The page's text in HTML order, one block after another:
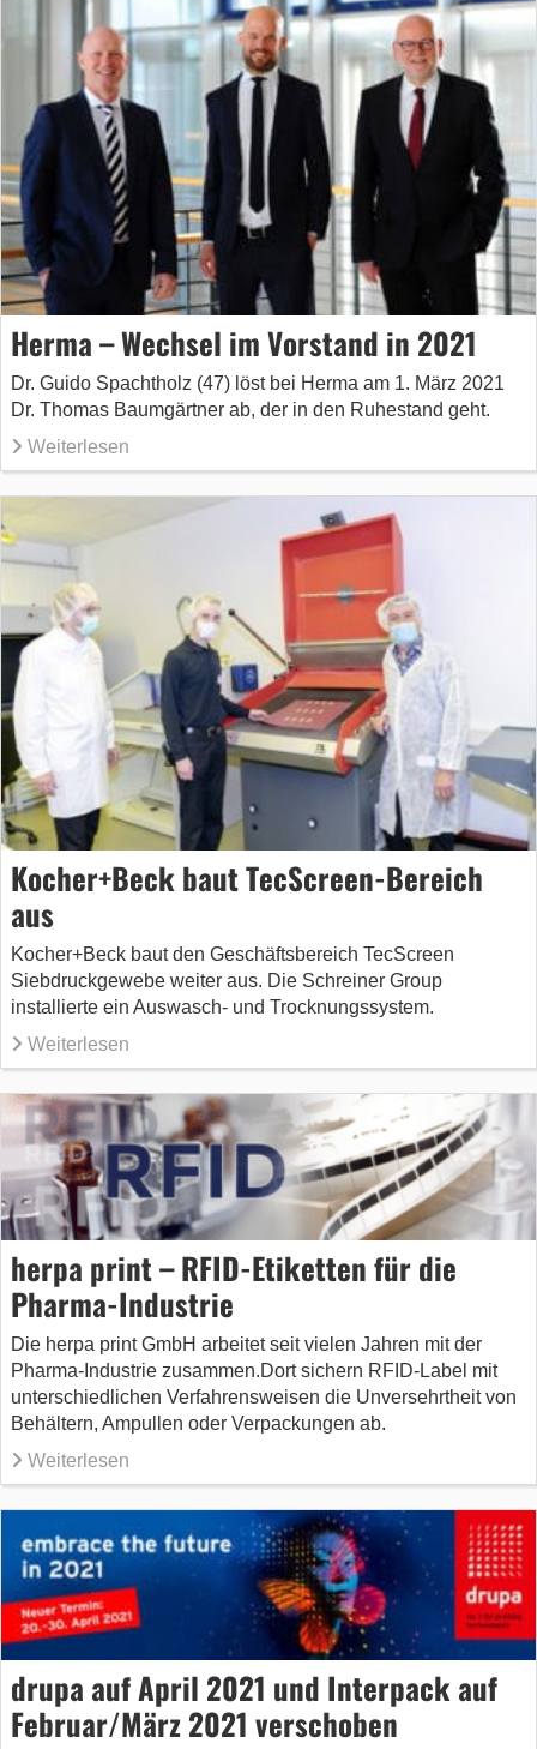
Herma – Wechsel im Vorstand in 2021
Dr. Guido Spachtholz (47) löst bei Herma am 1. März 2021
Dr. Thomas Baumgärtner ab, der in den Ruhestand geht.
Weiterlesen
Kocher+Beck baut TecScreen-Bereich
aus
Kocher+Beck baut den Geschäftsbereich TecScreen
Siebdruckgewebe weiter aus. Die Schreiner Group
installierte ein Auswasch- und Trocknungssystem.
Weiterlesen
herpa print – RFID-Etiketten für die
Pharma-Industrie
Die herpa print GmbH arbeitet seit vielen Jahren mit der
Pharma-Industrie zusammen.Dort sichern RFID-Label mit
unterschiedlichen Verfahrensweisen die Unversehrtheit von
Behältern, Ampullen oder Verpackungen ab.
Weiterlesen
drupa auf April 2021 und Interpack auf
Februar/März 2021 verschoben